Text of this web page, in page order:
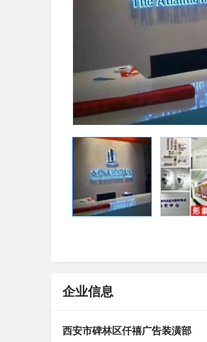
企业信息
西安市碑林区仟禧广告装潢部